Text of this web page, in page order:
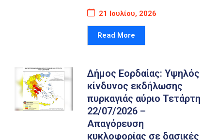
21 Ιουλίου, 2026
Read More
Δήμος Εορδαίας: Υψηλός
κίνδυνος εκδήλωσης
πυρκαγιάς αύριο Τετάρτη
22/07/2026 –
Απαγόρευση
κυκλοφορίας σε δασικές